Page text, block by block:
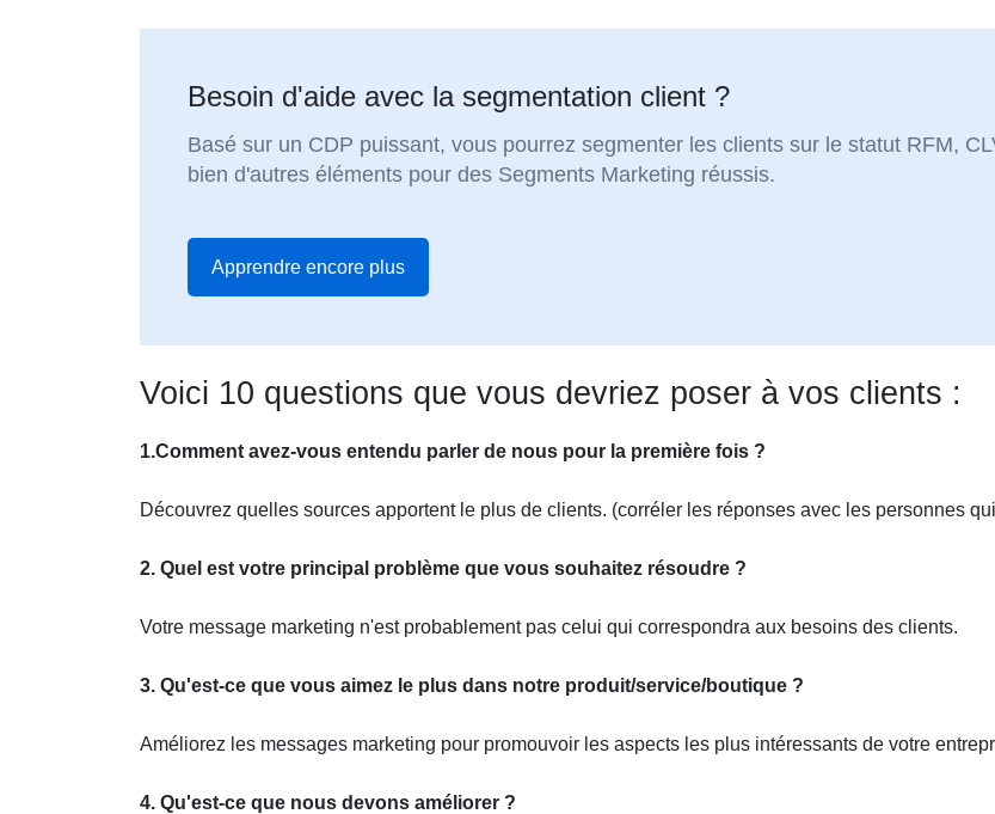
Besoin d'aide avec la segmentation client ?
Basé sur un CDP puissant, vous pourrez segmenter les clients sur le statut RFM,
bien d'autres éléments pour des Segments Marketing réussis.
Apprendre encore plus
Voici 10 questions que vous devriez poser à vos clients :
1.Comment avez-vous entendu parler de nous pour la première fois ?
Découvrez quelles sources apportent le plus de clients. (corréler les réponses avec les personnes
2. Quel est votre principal problème que vous souhaitez résoudre ?
Votre message marketing n'est probablement pas celui qui correspondra aux besoins des clients.
3. Qu'est-ce que vous aimez le plus dans notre produit/service/boutique ?
Améliorez les messages marketing pour promouvoir les aspects les plus intéressants de votre
4. Qu'est-ce que nous devons améliorer ?